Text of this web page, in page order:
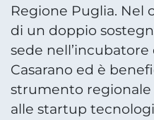
Regione Puglia. Nel
di un doppio
sede
Casarano ed è
strumento regionale
alle startup